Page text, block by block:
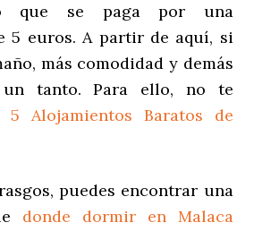
que se paga por una
5 euros. A partir de aquí, si
más comodidad y demás
un tanto. Para ello, no te
5 Alojamientos Baratos de
puedes encontrar una
donde dormir en Malaca